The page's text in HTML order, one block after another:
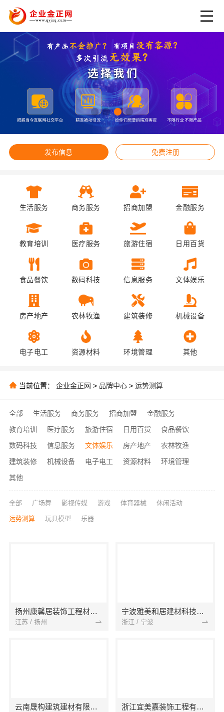
发布信息 免费注册
生活服务 商务服务 招商加盟 金融服务
教育培训 医疗服务 旅游住宿 日用百货
食品餐饮 数码科技 信息服务 文体娱乐
房产地产 农林牧渔 建筑装修 机械设备
电子电工 资源材料 环境管理 其他
当前位置： 企业金正网 > 品牌中心 > 运势测算
全部 生活服务 商务服务 招商加盟
金融服务
教育培训
医疗服务 旅游住宿 日用百货
食品餐饮
数码科技
信息服务 文体娱乐 房产地产
农林牧渔
建筑装修
机械设备 电子电工 资源材料
环境管理
其他
全部 广场舞 影视传媒 游戏 体育器械 休闲活动
运势测算 玩具模型 乐器
扬州康馨居装饰工程材料有限公司
江苏 / 扬州
宁波雅美和居建材科技有限公司
浙江 / 宁波
云南晟构建筑建材有限公司 浙江宜美嘉装饰工程有限公司